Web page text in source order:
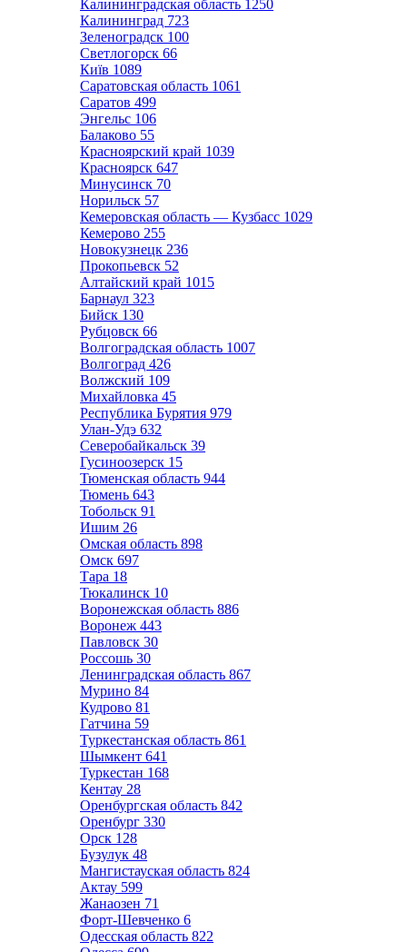
Калининградская область 1250
Калининград 723
Зеленоградск 100
Светлогорск 66
Київ 1089
Саратовская область 1061
Саратов 499
Энгельс 106
Балаково 55
Красноярский край 1039
Красноярск 647
Минусинск 70
Норильск 57
Кемеровская область — Кузбасс 1029
Кемерово 255
Новокузнецк 236
Прокопьевск 52
Алтайский край 1015
Барнаул 323
Бийск 130
Рубцовск 66
Волгоградская область 1007
Волгоград 426
Волжский 109
Михайловка 45
Республика Бурятия 979
Улан-Удэ 632
Северобайкальск 39
Гусиноозерск 15
Тюменская область 944
Тюмень 643
Тобольск 91
Ишим 26
Омская область 898
Омск 697
Тара 18
Тюкалинск 10
Воронежская область 886
Воронеж 443
Павловск 30
Россошь 30
Ленинградская область 867
Мурино 84
Кудрово 81
Гатчина 59
Туркестанская область 861
Шымкент 641
Туркестан 168
Кентау 28
Оренбургская область 842
Оренбург 330
Орск 128
Бузулук 48
Мангистауская область 824
Актау 599
Жанаозен 71
Форт-Шевченко 6
Одесская область 822